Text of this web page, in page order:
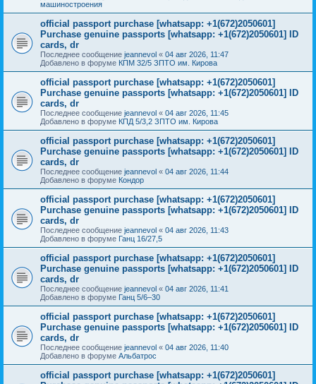
машиностроения
official passport purchase [whatsapp: +1(672)2050601]
Purchase genuine passports [whatsapp: +1(672)2050601] ID
cards, dr
Последнее сообщение jeannevol « 04 авг 2026, 11:47
Добавлено в форуме КПМ 32/5 ЗПТО им. Кирова
official passport purchase [whatsapp: +1(672)2050601]
Purchase genuine passports [whatsapp: +1(672)2050601] ID
cards, dr
Последнее сообщение jeannevol « 04 авг 2026, 11:45
Добавлено в форуме КПД 5/3,2 ЗПТО им. Кирова
official passport purchase [whatsapp: +1(672)2050601]
Purchase genuine passports [whatsapp: +1(672)2050601] ID
cards, dr
Последнее сообщение jeannevol « 04 авг 2026, 11:44
Добавлено в форуме Кондор
official passport purchase [whatsapp: +1(672)2050601]
Purchase genuine passports [whatsapp: +1(672)2050601] ID
cards, dr
Последнее сообщение jeannevol « 04 авг 2026, 11:43
Добавлено в форуме Ганц 16/27,5
official passport purchase [whatsapp: +1(672)2050601]
Purchase genuine passports [whatsapp: +1(672)2050601] ID
cards, dr
Последнее сообщение jeannevol « 04 авг 2026, 11:41
Добавлено в форуме Ганц 5/6–30
official passport purchase [whatsapp: +1(672)2050601]
Purchase genuine passports [whatsapp: +1(672)2050601] ID
cards, dr
Последнее сообщение jeannevol « 04 авг 2026, 11:40
Добавлено в форуме Альбатрос
official passport purchase [whatsapp: +1(672)2050601]